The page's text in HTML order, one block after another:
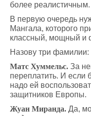
более реалистичным.
В первую очередь
Мангала, которого
классный, мощный и
Назову три фамилии:
Матс Хуммельс. За
переплатить. И если
надо ей
защитников Европы.
Жуан Миранда. Да,